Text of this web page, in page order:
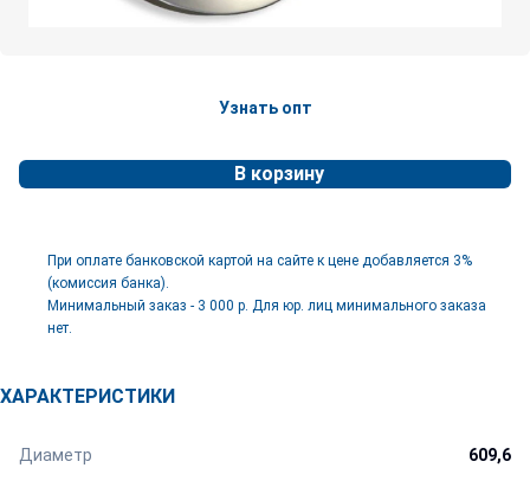
Узнать опт
В корзину
При оплате банковской картой на сайте к цене добавляется 3%
(комиссия банка).
Минимальный заказ - 3 000 р. Для юр. лиц минимального заказа
нет.
ХАРАКТЕРИСТИКИ
Диаметр 609,6